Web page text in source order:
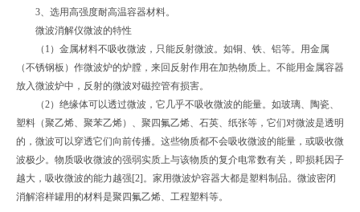
3、选用高强度耐高温容器材料。
微波消解仪微波的特性
（1）金属材料不吸收微波，只能反射微波。如铜、铁、铝等。用金属
（不锈钢板）作微波炉的炉膛，来回反射作用在加热物质上。不能用金属容器
放入微波炉中，反射的微波对磁控管有损害。
（2）绝缘体可以透过微波，它几乎不吸收微波的能量。如玻璃、陶瓷、
塑料（聚乙烯、聚苯乙烯）、聚四氟乙烯、石英、纸张等，它们对微波是透明
的，微波可以穿透它们向前传播。这些物质都不会吸收微波的能量，或吸收微
波极少。物质吸收微波的强弱实质上与该物质的复介电常数有关，即损耗因子
越大，吸收微波的能力越强[2]。家用微波炉容器大都是塑料制品。微波密闭
消解溶样罐用的材料是聚四氟乙烯、工程塑料等。